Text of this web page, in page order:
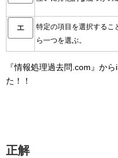
エ
特定の項目を選択するこ
ら一つを選ぶ。
『情報処理過去問.com』か
た！！
正解